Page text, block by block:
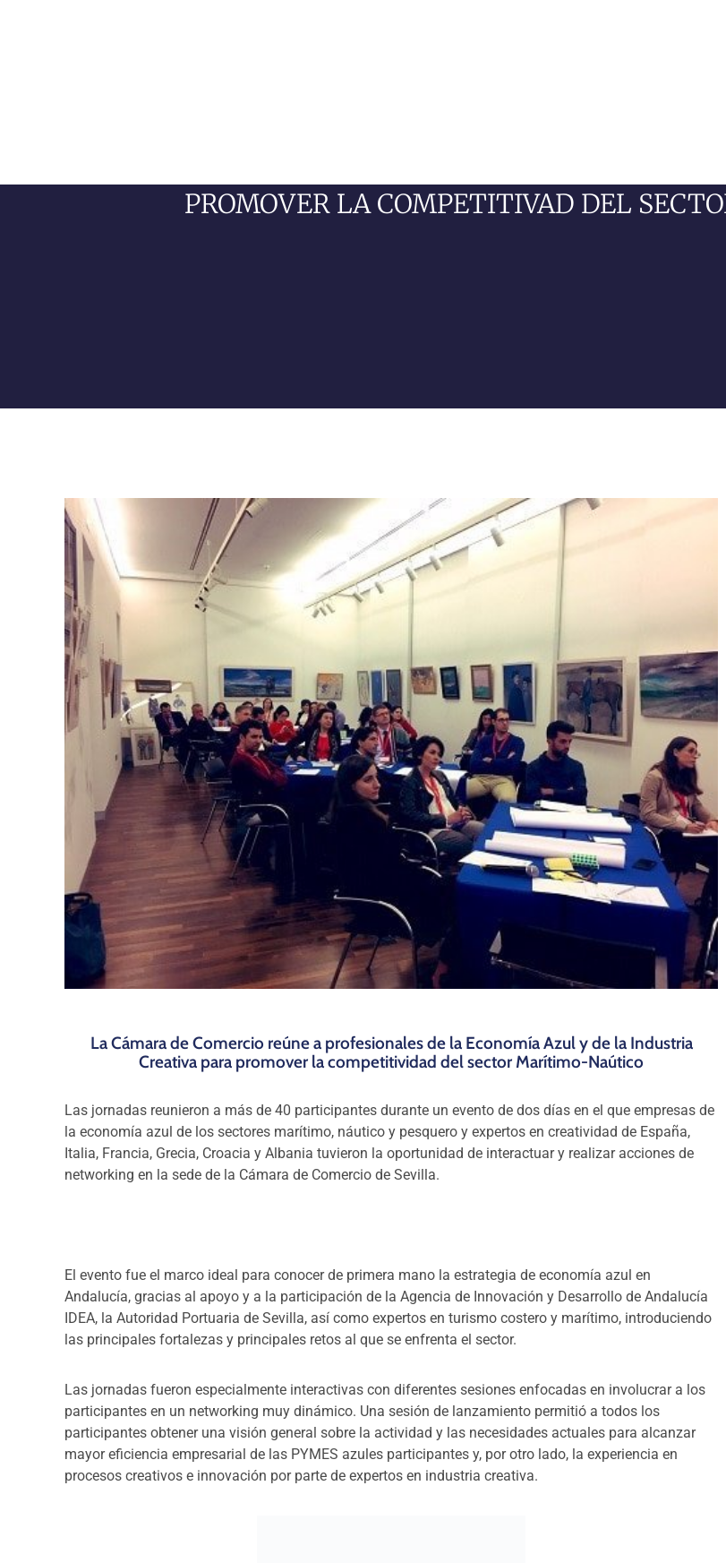
PROMOVER LA COMPETITIVAD DEL
La Cámara de Comercio reúne a profesionales de la Economía Azul y de la Industria
Creativa para promover la competitividad del sector Marítimo-Naútico
Las jornadas reunieron a más de 40 participantes durante un evento de dos días en el que empresas de
la economía azul de los sectores marítimo, náutico y pesquero y expertos en creatividad de España,
Italia, Francia, Grecia, Croacia y Albania tuvieron la oportunidad de interactuar y realizar acciones de
networking en la sede de la Cámara de Comercio de Sevilla.
El evento fue el marco ideal para conocer de primera mano la estrategia de economía azul en
Andalucía, gracias al apoyo y a la participación de la Agencia de Innovación y Desarrollo de Andalucía
IDEA, la Autoridad Portuaria de Sevilla, así como expertos en turismo costero y marítimo, introduciendo
las principales fortalezas y principales retos al que se enfrenta el sector.
Las jornadas fueron especialmente interactivas con diferentes sesiones enfocadas en involucrar a los
participantes en un networking muy dinámico. Una sesión de lanzamiento permitió a todos los
participantes obtener una visión general sobre la actividad y las necesidades actuales para alcanzar
mayor eficiencia empresarial de las PYMES azules participantes y, por otro lado, la experiencia en
procesos creativos e innovación por parte de expertos en industria creativa.